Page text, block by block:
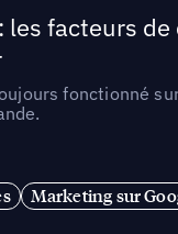
les facteurs
fonctionné
Marketing sur